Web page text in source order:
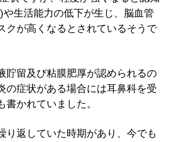
生活能力の低下が生じ、脳血管
クが高くなるとされているそうで
貯留及び粘膜肥厚が認められるの
の症状がある場合には耳鼻科を受
かれていました。
り返していた時期があり、今でも